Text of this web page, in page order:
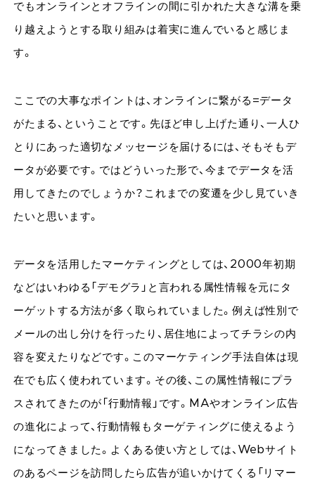
でもオンラインとオフラインの間に引かれた大きな溝を乗
り越えようとする取り組みは着実に進んでいると感じま
す。
ここでの大事なポイントは、オンラインに繋がる=データ
がたまる、ということです。先ほど申し上げた通り、一人ひ
とりにあった適切なメッセージを届けるには、そもそもデ
ータが必要です。ではどういった形で、今までデータを活
用してきたのでしょうか？これまでの変遷を少し見ていき
たいと思います。
データを活用したマーケティングとしては、2000年初期
などはいわゆる「デモグラ」と言われる属性情報を元にタ
ーゲットする方法が多く取られていました。例えば性別で
メールの出し分けを行ったり、居住地によってチラシの内
容を変えたりなどです。このマーケティング手法自体は現
在でも広く使われています。その後、この属性情報にプラ
スされてきたのが「行動情報」です。MAやオンライン広告
の進化によって、行動情報もターゲティングに使えるよう
になってきました。よくある使い方としては、Webサイト
のあるページを訪問したら広告が追いかけてくる「リマー